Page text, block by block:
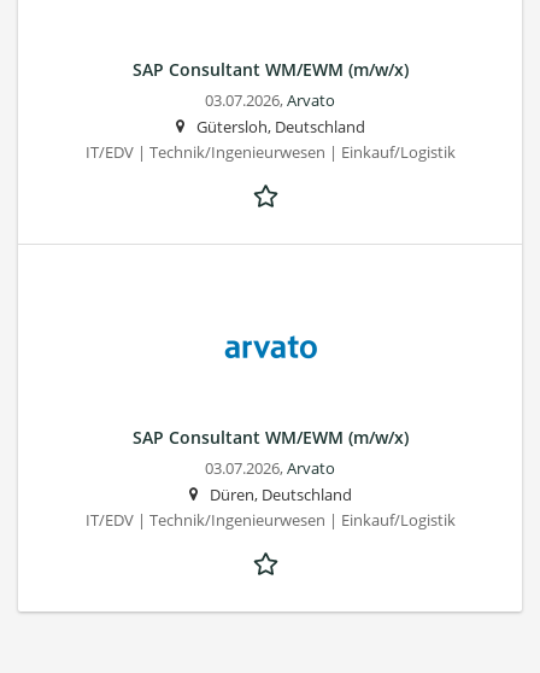
SAP Consultant WM/EWM (m/w/x)
03.07.2026,Arvato
Gütersloh, Deutschland
IT/EDV | Technik/Ingenieurwesen | Einkauf/Logistik
SAP Consultant WM/EWM (m/w/x)
03.07.2026,Arvato
Düren, Deutschland
IT/EDV | Technik/Ingenieurwesen | Einkauf/Logistik